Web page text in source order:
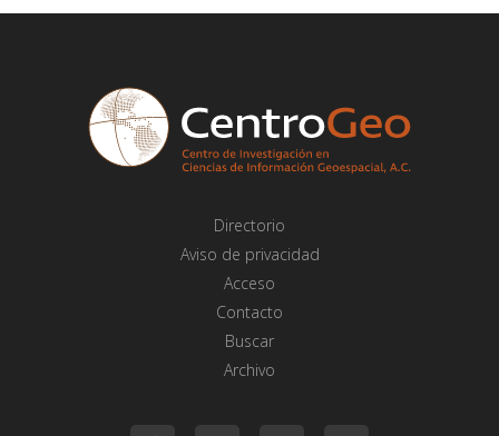
Directorio
Aviso de privacidad
Acceso
Contacto
Buscar
Archivo